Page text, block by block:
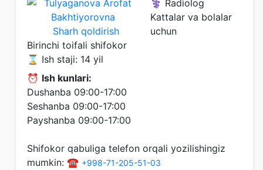
Sharh qoldirish
⚕️ Radiolog
Kattalar va bolalar
uchun
Birinchi toifali shifokor
⌛ Ish staji: 14 yil
⏰ Ish kunlari:
Dushanba 09:00-17:00
Seshanba 09:00-17:00
Payshanba 09:00-17:00
Shifokor qabuliga telefon orqali yozilishingiz
mumkin: ☎️ +998-71-205-51-03